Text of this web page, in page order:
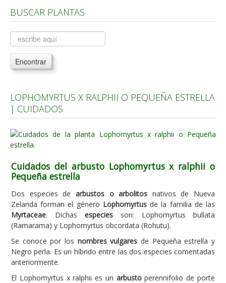
Árboles, Cicas y Palmeras de la G a la Z
Plantas Anuales y Perennes
Plantas Bulbosas y Acuáticas
Plantas de Interior
Plantas Aromáticas y de Huerto
Plantas Carnívoras y Orquídeas
Consejos
Hemisferio Sur
Enfermedades
Animales
Hongos
Carencias
Fotos
Flores y Plantas
BUSCAR PLANTAS
Encontrar
LOPHOMYRTUS X RALPHII O PEQUEÑA ESTRELLA
| CUIDADOS
Cuidados del arbusto Lophomyrtus x ralphii o
Pequeña estrella
Dos especies de arbustos o arbolitos nativos de Nueva
Zelanda forman el género Lophomyrtusde la familia de las
Myrtaceae. Dichas especies son: Lophomyrtus bullata
(Ramarama) y Lophomyrtus obcordata (Rohutu).
Se conoce por los nombres vulgares de Pequeña estrella y
Negro perla. Es un híbrido entre las dos especies comentadas
anteriormente.
El Lophomyrtus x ralphii es un arbustoperennifolio de porte